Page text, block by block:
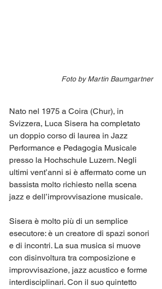
Foto by Martin Baumgartner
Nato nel 1975 a Coira (Chur), in
Svizzera, Luca Sisera ha completato
un doppio corso di laurea in Jazz
Performance e Pedagogia Musicale
presso la Hochschule Luzern. Negli
ultimi vent’anni si è affermato come un
bassista molto richiesto nella scena
jazz e dell’improvvisazione musicale.
Sisera è molto più di un semplice
esecutore: è un creatore di spazi sonori
e di incontri. La sua musica si muove
con disinvoltura tra composizione e
improvvisazione, jazz acustico e forme
interdisciplinari. Con il suo quintetto